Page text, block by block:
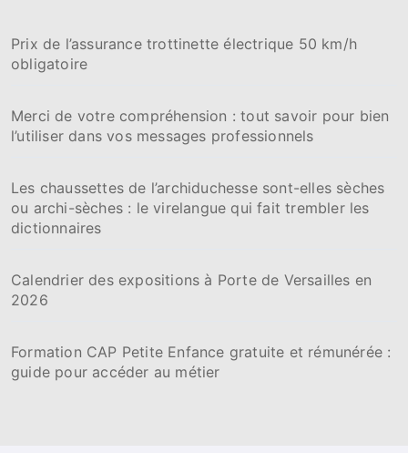
Prix de l’assurance trottinette électrique 50 km/h
obligatoire
Merci de votre compréhension : tout savoir pour bien
l’utiliser dans vos messages professionnels
Les chaussettes de l’archiduchesse sont-elles sèches
ou archi-sèches : le virelangue qui fait trembler les
dictionnaires
Calendrier des expositions à Porte de Versailles en
2026
Formation CAP Petite Enfance gratuite et rémunérée :
guide pour accéder au métier